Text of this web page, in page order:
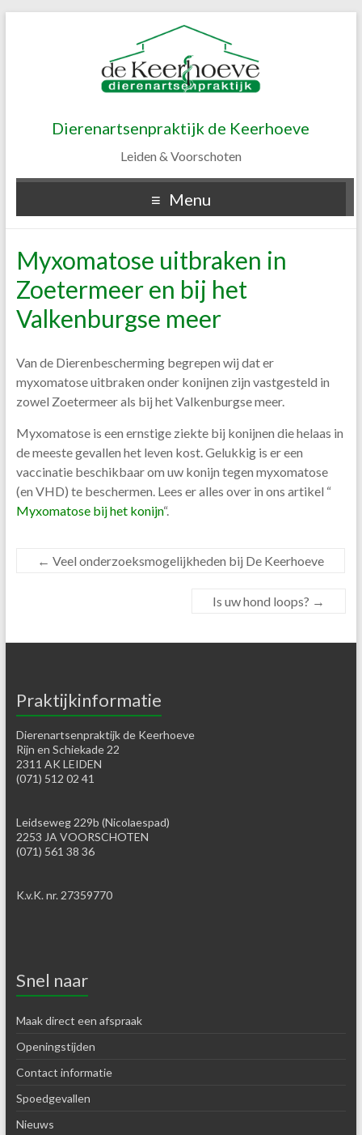
Dierenartsenpraktijk de Keerhoeve
Leiden & Voorschoten
Menu
Myxomatose uitbraken in
Zoetermeer en bij het
Valkenburgse meer
Van de Dierenbescherming begrepen wij dat er
myxomatose uitbraken onder konijnen zijn vastgesteld in
zowel Zoetermeer als bij het Valkenburgse meer.
Myxomatose is een ernstige ziekte bij konijnen die helaas in
de meeste gevallen het leven kost. Gelukkig is er een
vaccinatie beschikbaar om uw konijn tegen myxomatose
(en VHD) te beschermen. Lees er alles over in ons artikel “
Myxomatose bij het konijn“.
← Veel onderzoeksmogelijkheden bij De Keerhoeve
Is uw hond loops? →
Praktijkinformatie
Dierenartsenpraktijk de Keerhoeve
Rijn en Schiekade 22
2311 AK LEIDEN
(071) 512 02 41
Leidseweg 229b (Nicolaespad)
2253 JA VOORSCHOTEN
(071) 561 38 36
K.v.K. nr. 27359770
Snel naar
Maak direct een afspraak
Openingstijden
Contact informatie
Spoedgevallen
Nieuws